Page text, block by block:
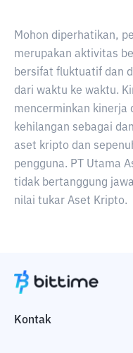
Mohon diperhatikan,
merupakan aktivitas
bersifat fluktuatif dan
dari waktu ke waktu.
mencerminkan kinerja
kehilangan sebagai
aset kripto dan
pengguna. PT Utama
tidak bertanggung
nilai tukar Aset Kripto.
Kontak